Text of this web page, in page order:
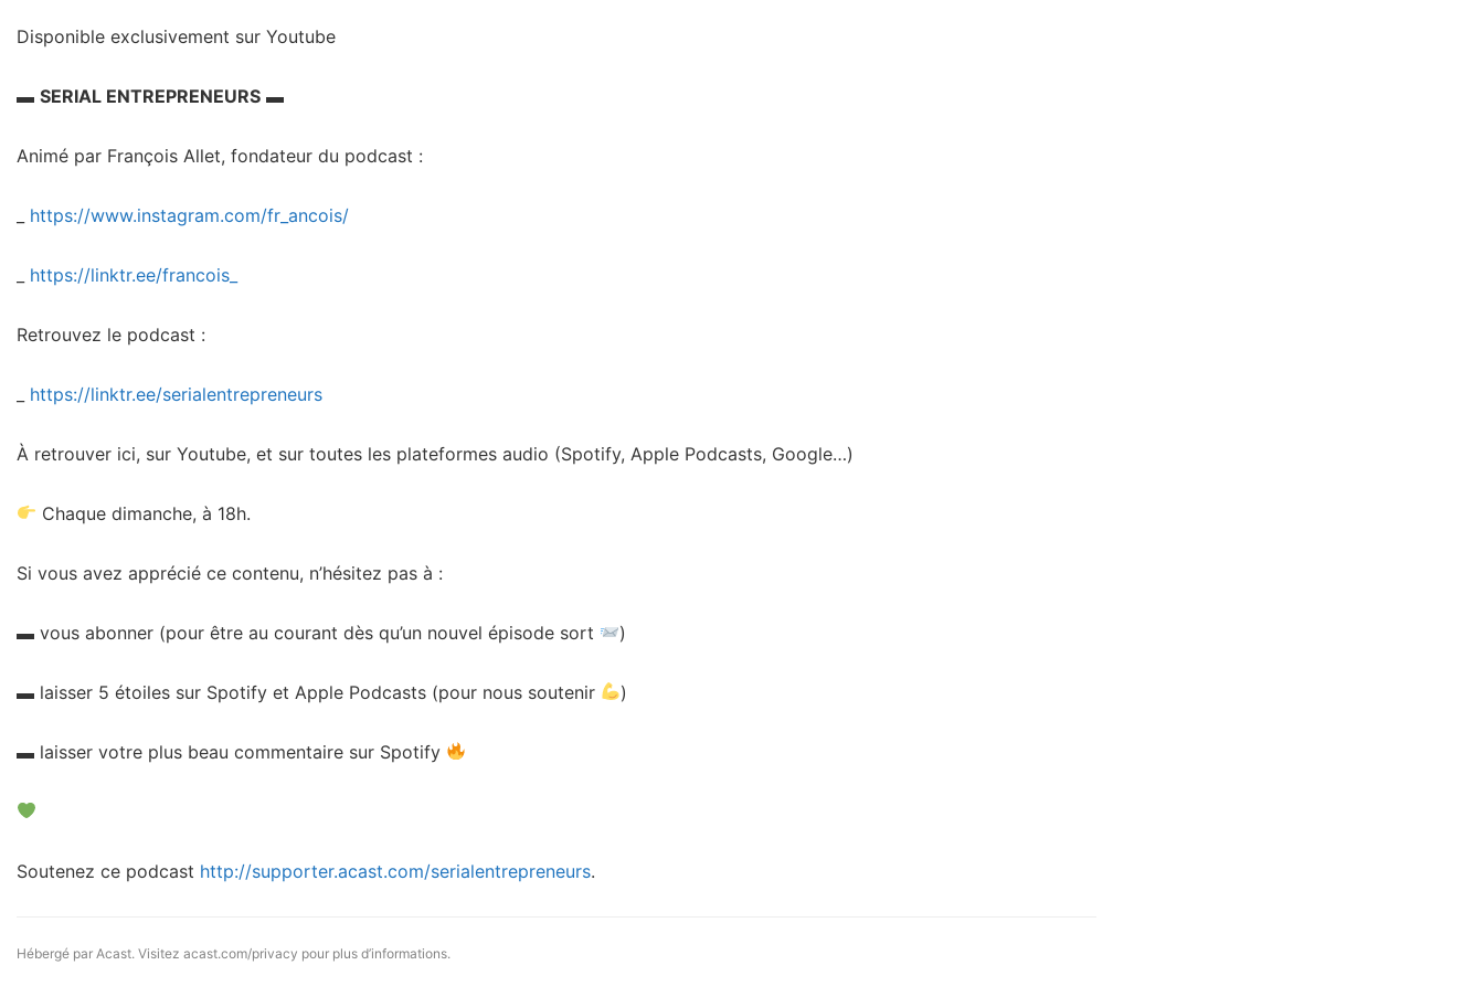
Disponible exclusivement sur Youtube
▬ SERIAL ENTREPRENEURS ▬
Animé par François Allet, fondateur du podcast :
https://www.instagram.com/fr_ancois/
https://linktr.ee/francois_
Retrouvez le podcast :
https://linktr.ee/serialentrepreneurs
À retrouver ici, sur Youtube, et sur toutes les plateformes audio (Spotify, Apple Podcasts, Google…)
Chaque dimanche, à 18h.
Si vous avez apprécié ce contenu, n’hésitez pas à :
▬ vous abonner (pour être au courant dès qu’un nouvel épisode sort )
▬ laisser 5 étoiles sur Spotify et Apple Podcasts (pour nous soutenir )
▬ laisser votre plus beau commentaire sur Spotify
Soutenez ce podcast http://supporter.acast.com/serialentrepreneurs.
Hébergé par Acast. Visitez acast.com/privacy pour plus d’informations.